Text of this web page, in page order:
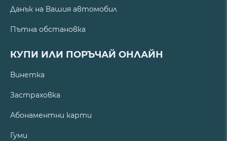
Данък на Вашия автомобил
Пътна обстановка
КУПИ ИЛИ ПОРЪЧАЙ ОНЛАЙН
Винетка
Застраховка
Абонаментни карти
Гуми